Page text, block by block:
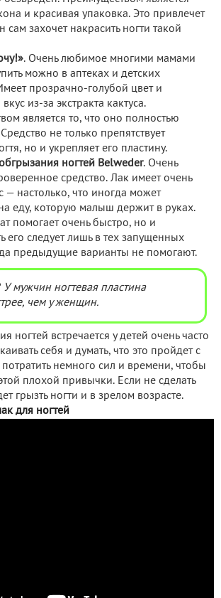
и красивая упаковка. Это привлечет
сам захочет накрасить ногти такой
. Очень любимое многими мамами
можно в аптеках и детских
прозрачно-голубой цвет и
из-за экстракта кактуса.
является то, что оно полностью
не только препятствует
но и укрепляет его пластину.
ногтей Belweder. Очень
средство. Лак имеет очень
— настолько, что иногда может
еду, которую малыш держит в руках.
помогает очень быстро, но и
его следует лишь в тех запущенных
предыдущие варианты не помогают.
У мужчин ногтевая пластина
чем у женщин.
ногтей встречается у детей очень часто
себя и думать, что это пройдет с
немного сил и времени, чтобы
плохой привычки. Если не сделать
грызть ногти и в зрелом возрасте.
для ногтей